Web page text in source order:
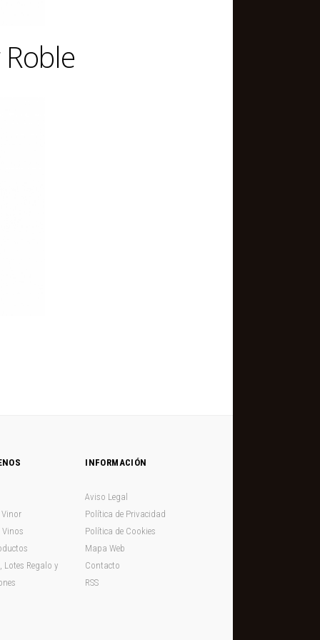
Lotes Regalo y
INFORMACIÓN
Aviso Legal
Política de Privacidad
Política de Cookies
Mapa Web
Contacto
RSS